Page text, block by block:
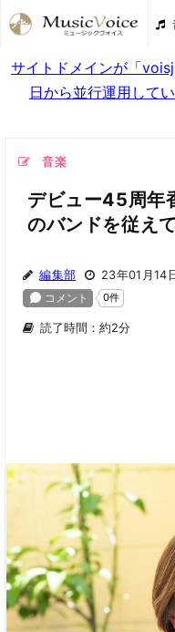
サイトドメインが「
日から並行運用して
音楽
デビュー45周年
のバンドを従え
編集部 23年01月14
読了時間：約2分